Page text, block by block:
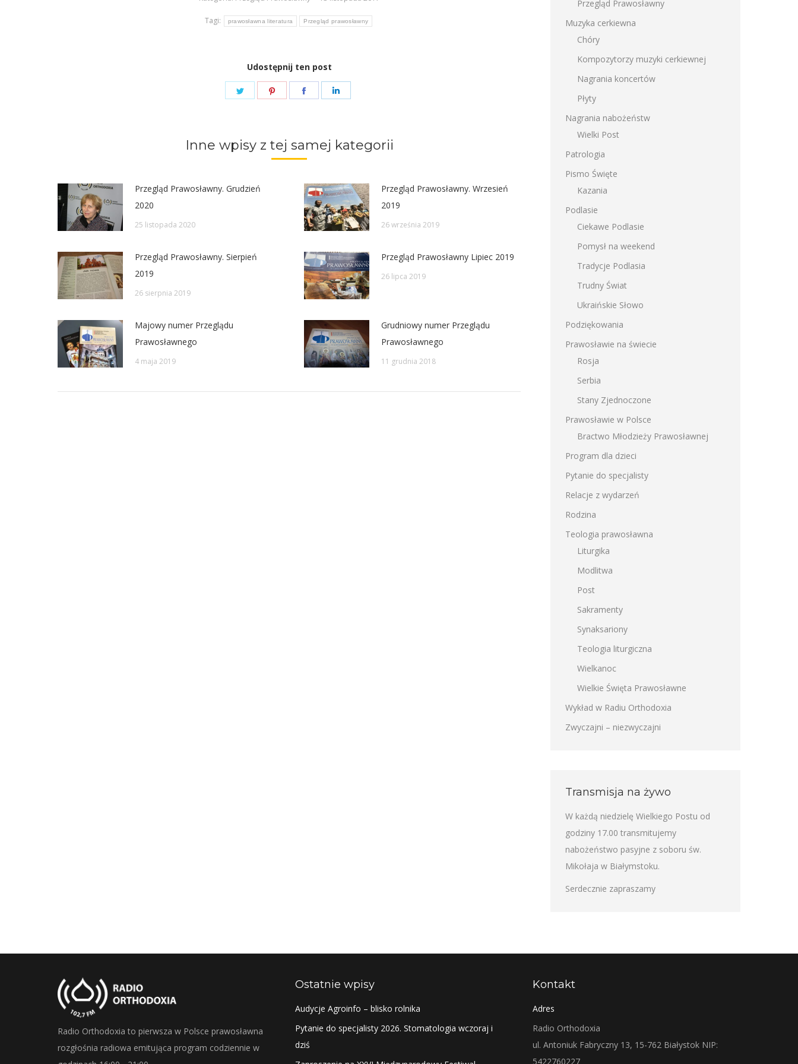
Tagi: prawosławna literatura Przegląd prawosławny
Udostępnij ten post
Share
Share
Share
Inne wpisy z tej samej kategorii
Przegląd Prawosławny. Grudzień
2020
25 listopada 2020
Przegląd Prawosławny. Wrzesień
2019
26 września 2019
Przegląd Prawosławny. Sierpień
2019
26 sierpnia 2019
Przegląd Prawosławny Lipiec 2019
26 lipca 2019
Majowy numer Przeglądu
Prawosławnego
4 maja 2019
Grudniowy numer Przeglądu
Prawosławnego
11 grudnia 2018
Przegląd Prawosławny
Muzyka cerkiewna
Chóry
Kompozytorzy muzyki cerkiewnej
Nagrania koncertów
Płyty
Nagrania nabożeństw
Wielki Post
Patrologia
Pismo Święte
Kazania
Podlasie
Ciekawe Podlasie
Pomysł na weekend
Tradycje Podlasia
Trudny Świat
Ukraińskie Słowo
Podziękowania
Prawosławie na świecie
Rosja
Serbia
Stany Zjednoczone
Prawosławie w Polsce
Bractwo Młodzieży Prawosławnej
Program dla dzieci
Pytanie do specjalisty
Relacje z wydarzeń
Rodzina
Teologia prawosławna
Liturgika
Modlitwa
Post
Sakramenty
Synaksariony
Teologia liturgiczna
Wielkanoc
Wielkie Święta Prawosławne
Wykład w Radiu Orthodoxia
Zwyczajni – niezwyczajni
Transmisja na żywo
W każdą niedzielę Wielkiego Postu od
godziny 17.00 transmitujemy
nabożeństwo pasyjne z soboru św.
Mikołaja w Białymstoku.
Serdecznie zapraszamy
Radio Orthodoxia to pierwsza w Polsce prawosławna
rozgłośnia radiowa emitująca program codziennie w
Ostatnie wpisy
Audycje Agroinfo – blisko rolnika
Pytanie do specjalisty 2026. Stomatologia wczoraj i
dziś
Kontakt
Adres
Radio Orthodoxia
ul. Antoniuk Fabryczny 13, 15-762 Białystok NIP:
5422760227